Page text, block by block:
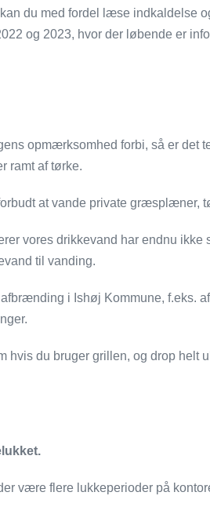
du med fordel læse indkaldelse
og 2023, hvor der løbende er
opmærksomhed forbi, så er det
ramt af tørke.
at vande private græsplæner,
vores drikkevand har endnu
til vanding.
i Ishøj Kommune, f.eks.
hvis du bruger grillen, og drop helt
være flere lukkeperioder på